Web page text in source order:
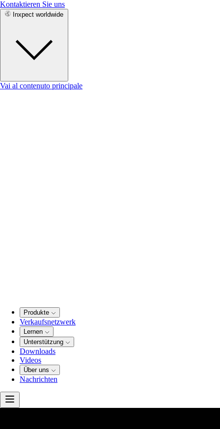
Kontaktieren Sie uns
Inxpect worldwide
Vai al contenuto principale
Produkte
Verkaufsnetzwerk
Lernen
Unterstützung
Downloads
Videos
Über uns
Nachrichten